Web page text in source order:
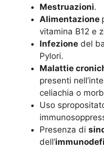
Mestruazioni.
Alimentazione
vitamina B12 e
Infezione del
Pylori.
Malattie
presenti
celiachia o
Uso
Presenza di
dell’